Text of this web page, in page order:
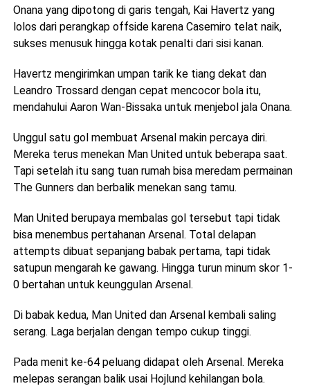
Onana yang dipotong di garis tengah, Kai Havertz yang
lolos dari perangkap offside karena Casemiro telat naik,
sukses menusuk hingga kotak penalti dari sisi kanan.
Havertz mengirimkan umpan tarik ke tiang dekat dan
Leandro Trossard dengan cepat mencocor bola itu,
mendahului Aaron Wan-Bissaka untuk menjebol jala Onana.
Unggul satu gol membuat Arsenal makin percaya diri.
Mereka terus menekan Man United untuk beberapa saat.
Tapi setelah itu sang tuan rumah bisa meredam permainan
The Gunners dan berbalik menekan sang tamu.
Man United berupaya membalas gol tersebut tapi tidak
bisa menembus pertahanan Arsenal. Total delapan
attempts dibuat sepanjang babak pertama, tapi tidak
satupun mengarah ke gawang. Hingga turun minum skor 1-
0 bertahan untuk keunggulan Arsenal.
Di babak kedua, Man United dan Arsenal kembali saling
serang. Laga berjalan dengan tempo cukup tinggi.
Pada menit ke-64 peluang didapat oleh Arsenal. Mereka
melepas serangan balik usai Hojlund kehilangan bola.